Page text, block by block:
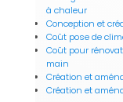
à chaleur
Conception et
Coût pose de
Coût pour
main
Création et
Création et